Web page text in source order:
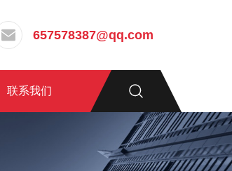
657578387@qq.com
联系我们